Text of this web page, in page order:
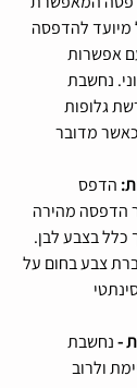
מיועד להדפסה
אפשרות
נחשבת
גלופות
מדובר
הדפס
הדפסה מהירה
כלל בצבע לבן.
צבע בחום על
- נחשבת
ולרוב